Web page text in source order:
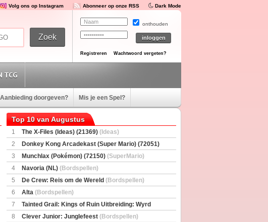
Volg ons op Instagram Abonneer op onze RSS Dark Mode
onthouden
Registreren Wachtwoord vergeten?
TCG
Aanbieding doorgeven? Mis je een Spel?
Top 10 van Augustus
1 The X-Files (Ideas) (21369) (Ideas)
2
Donkey Kong Arcadekast (Super Mario) (72051)
(SuperMario)
3 Munchlax (Pokémon) (72150) (SuperMario)
4
Navoria (NL) (Bordspellen)
5
De Crew: Reis om de Wereld (Bordspellen)
6
Alta (Bordspellen)
7
Tainted Grail: Kings of Ruin Uitbreiding: Wyrd
Encounters(Bordspellen)
8 Clever Junior: Junglefeest (Bordspellen)